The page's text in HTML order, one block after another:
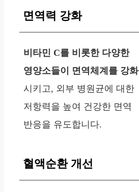
면역력 강화
비타민 C를 비롯한 다양한
영양소들이 면역체계를 강화
시키고, 외부 병원균에 대한
저항력을 높여 건강한 면역
반응을 유도합니다.
혈액순환 개선